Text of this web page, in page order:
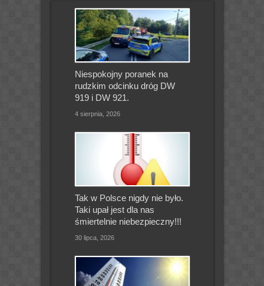
Niespokojny poranek na
rudzkim odcinku dróg DW
919 i DW 921.
4 sierpnia, 2026
Tak w Polsce nigdy nie było.
Taki upał jest dla nas
śmiertelnie niebezpieczny!!!
30 lipca, 2026